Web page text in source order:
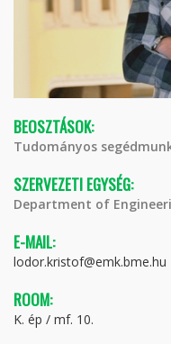
BEOSZTÁSOK:
Tudományos
SZERVEZETI EGYSÉG:
Department of
E-MAIL:
lodor.kristof@emk.bme.hu
ROOM:
K. ép / mf. 10.